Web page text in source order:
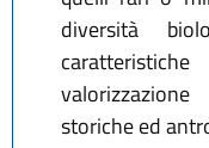
diversità
storiche ed